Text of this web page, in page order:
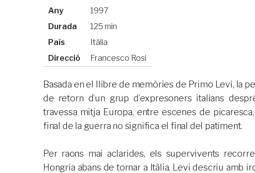
Any
1997
Durada
125 min
País
Itàlia
Direcció
Francesco Rosi
Basada en el llibre de memòries de Primo Levi, la
de retorn d’un grup d’expresoners italians
travessa mitja Europa, entre escenes de
final de la guerra no significa el final del patiment.
Per raons mai aclarides, els supervivents
Hongria abans de tornar a Itàlia. Levi descriu amb